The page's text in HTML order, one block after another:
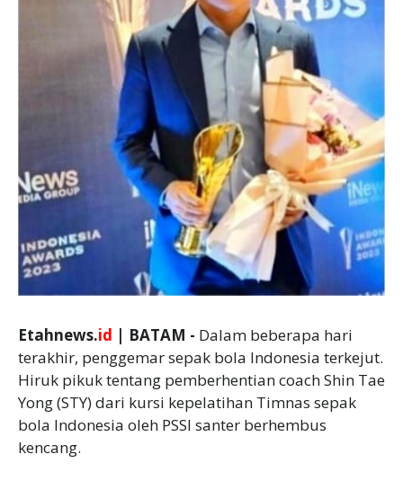
Etahnews.id | BATAM - Dalam beberapa hari
terakhir, penggemar sepak bola Indonesia terkejut.
Hiruk pikuk tentang pemberhentian coach Shin Tae
Yong (STY) dari kursi kepelatihan Timnas sepak
bola Indonesia oleh PSSI santer berhembus
kencang.